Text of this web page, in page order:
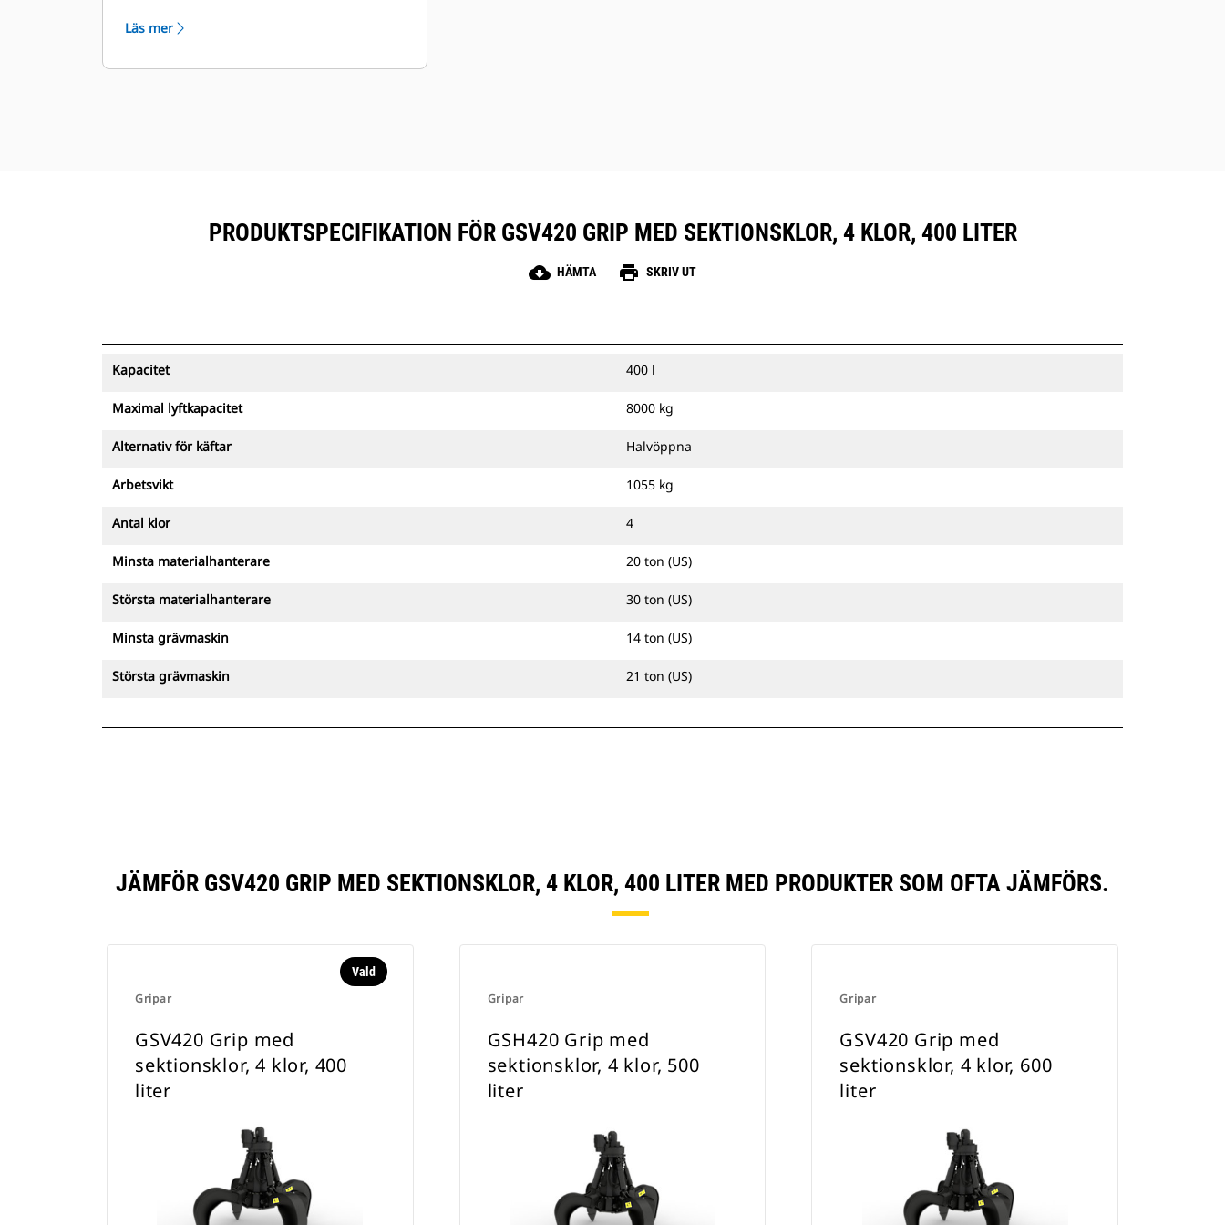
en magnet kan monteras.
möjlighet att inkludera en lyftögla
Läs mer
PRODUKTSPECIFIKATION FÖR GSV420 GRIP MED SEKTIONSKLOR, 4 KLOR, 400 LITER
cloud_download HÄMTA print SKRIV UT
Kapacitet 400 l
Maximal lyftkapacitet 8000 kg
Alternativ för käftar Halvöppna
Arbetsvikt 1055 kg
Antal klor 4
Minsta materialhanterare 20 ton (US)
Största materialhanterare 30 ton (US)
Minsta grävmaskin 14 ton (US)
Största grävmaskin 21 ton (US)
JÄMFÖR GSV420 GRIP MED SEKTIONSKLOR, 4 KLOR, 400 LITER MED PRODUKTER SOM OFTA JÄMFÖRS.
Gripar
Vald
GSV420 Grip med
sektionsklor, 4 klor, 400
liter
Gripar
GSH420 Grip med
sektionsklor, 4 klor, 500
liter
Gripar
GSV420 Grip med
sektionsklor, 4 klor, 600
liter